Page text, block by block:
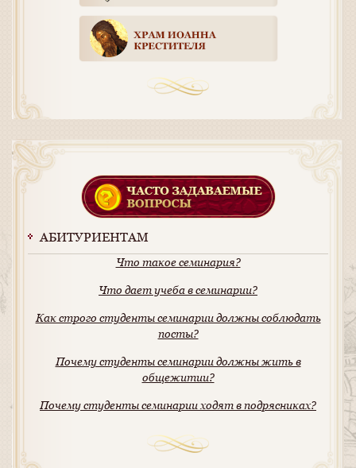
АБИТУРИЕНТАМ
Что такое семинария?
Что дает учеба в семинарии?
Как строго студенты семинарии должны соблюдать
посты?
Почему студенты семинарии должны жить в
общежитии?
Почему студенты семинарии ходят в подрясниках?